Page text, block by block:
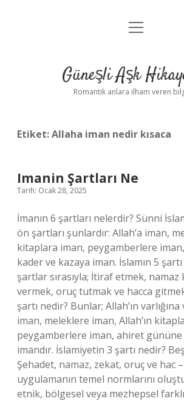
Anasayfa
Yasal Uyarı
menüyü
Güneşli Aşk
Romantik anlara ilham veren
Etiket:Allaha iman nedir kısaca
Imanin Şartları Ne
Tarih: Ocak 28, 2025
İmanın 6 şartları nelerdir? Sünni
ön şartları şunlardır: Allah’a iman,
kitaplara iman, peygamberlere
kader ve kazaya iman. İslamın 5
şartlar sırasıyla; İtiraf etmek, namaz
vermek, oruç tutmak ve hacca
şartı nedir? Bunlar; Allah’ın
iman, meleklere iman, Allah’ın
peygamberlere iman, ahiret gününe
imandır. İslamiyetin 3 şartı nedir?
Şehadet, namaz, zekat, oruç ve hac
uygulamanın temel normlarını
etnik, bölgesel veya mezhepsel